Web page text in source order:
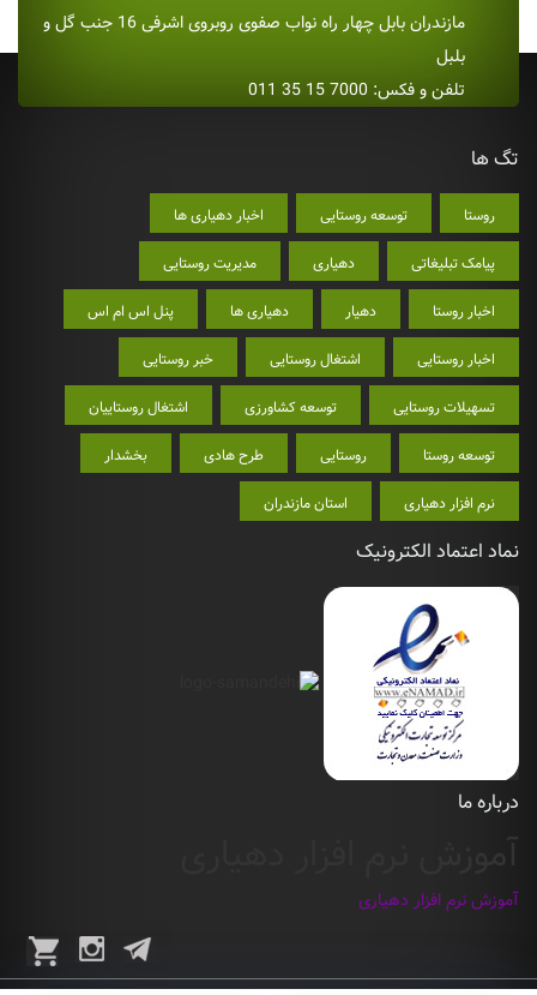
مازندران بابل چهار راه نواب صفوی روبروی اشرفی 16 جنب گل و
بلبل
تلفن و فکس: 7000 15 35 011
تگ ها
روستا توسعه روستایی اخبار دهیاری ها
پیامک تبلیغاتی دهیاری مدیریت روستایی
اخبار روستا دهیار دهیاری ها پنل اس ام اس
اخبار روستایی اشتغال روستایی خبر روستایی
تسهیلات روستایی توسعه کشاورزی اشتغال روستاییان
توسعه روستا روستایی طرح هادی بخشدار
نرم افزار دهیاری استان مازندران
نماد اعتماد الکترونیک
درباره ما
آموزش نرم افزار دهیاری